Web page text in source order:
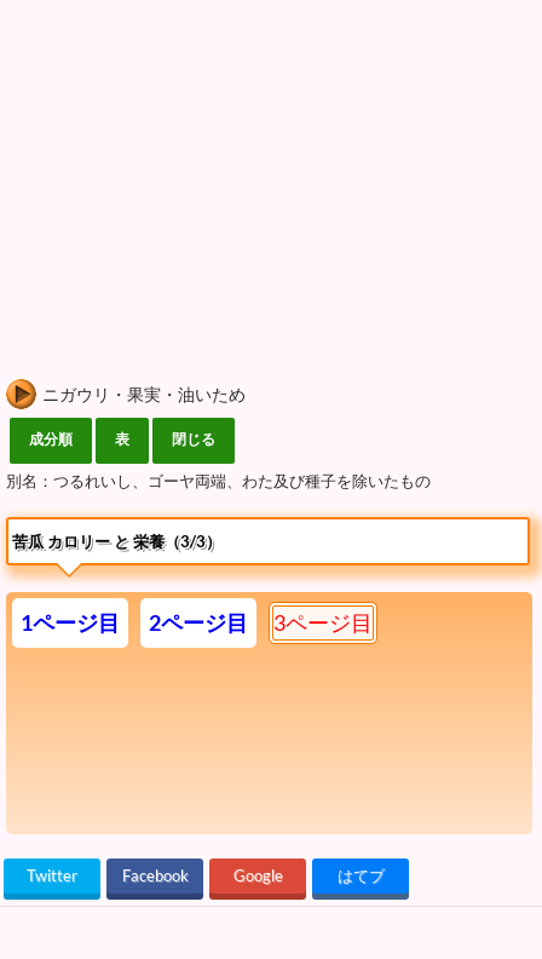
ニガウリ・果実・油いため
別名：つるれいし、ゴーヤ両端、わた及び種子を除いたもの
苦瓜 カロリー と 栄養（3/3）
1ページ目 2ページ目 3ページ目
Twitter Facebook Google はてブ